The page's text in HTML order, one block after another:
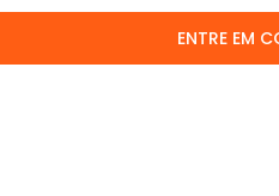
ENTRE EM